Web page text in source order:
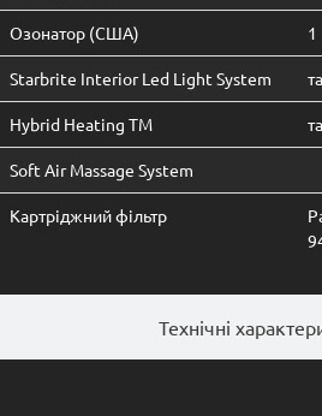
Технічні
Oзонатор (CША) 1
Starbrite Interior Led Light System
Hybrid Heating TM
Soft Air Massage System
Картріджний фільтр